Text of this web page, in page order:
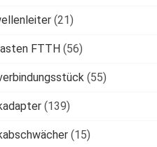
(21)
FTTH (56)
(55)
(139)
(15)